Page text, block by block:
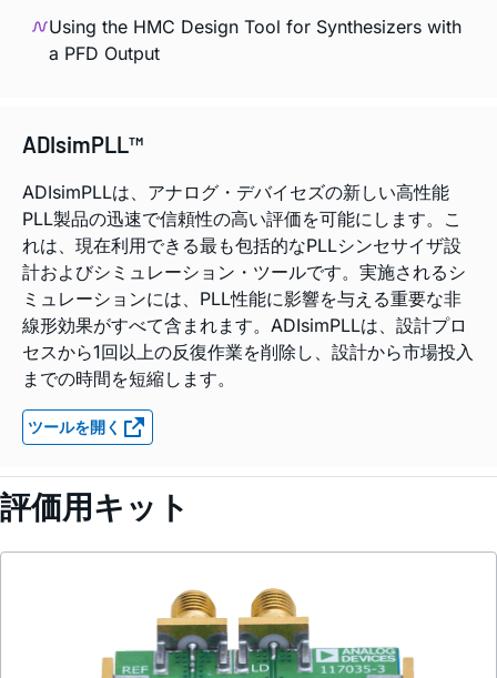
Using the HMC Design Tool for Synthesizers with
a PFD Output
ADIsimPLL™
ADIsimPLLは、アナログ・デバイセズの新しい高性能
PLL製品の迅速で信頼性の高い評価を可能にします。こ
れは、現在利用できる最も包括的なPLLシンセサイザ設
計およびシミュレーション・ツールです。実施されるシ
ミュレーションには、PLL性能に影響を与える重要な非
線形効果がすべて含まれます。ADIsimPLLは、設計プロ
セスから1回以上の反復作業を削除し、設計から市場投入
までの時間を短縮します。
ツールを開く
評価用キット